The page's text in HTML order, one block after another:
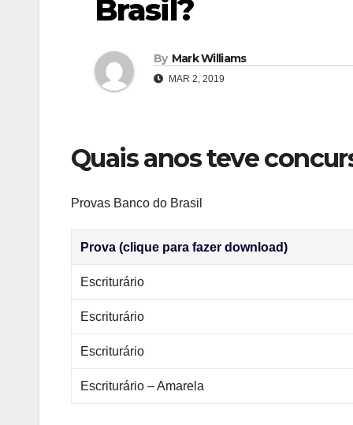
Brasil?
By Mark Williams
MAR 2, 2019
Quais anos teve
Provas Banco do Brasil
Prova (clique para fazer download)
Escriturário
Escriturário
Escriturário
Escriturário – Amarela